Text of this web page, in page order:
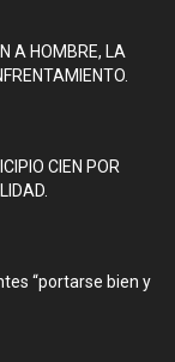
A HOMBRE, LA
CIEN POR
“portarse bien y